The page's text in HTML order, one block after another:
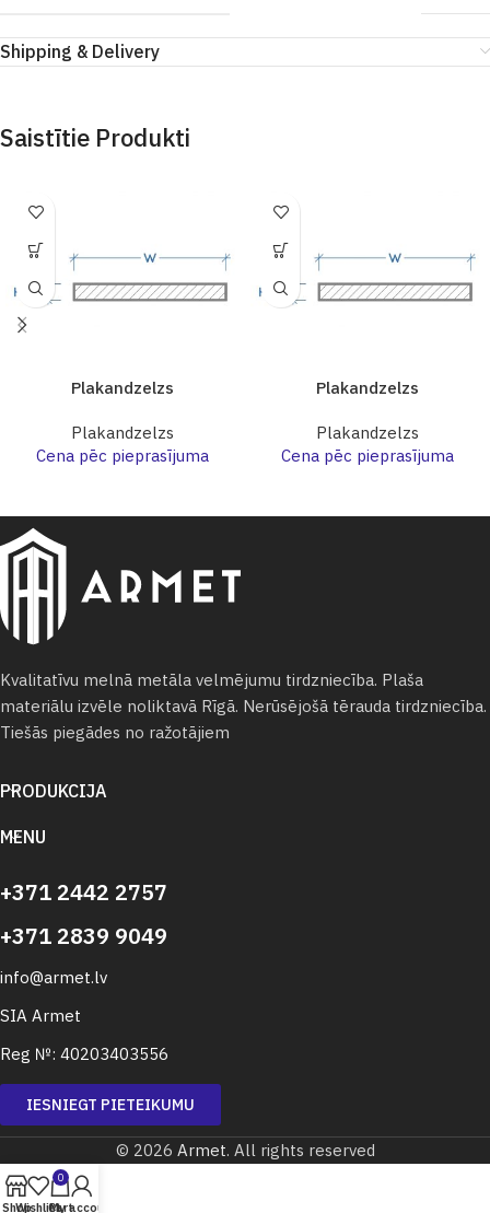
Shipping & Delivery
Saistītie Produkti
Plakandzelzs
Plakandzelzs
Cena pēc pieprasījuma
Plakandzelzs
Plakandzelzs
Cena pēc pieprasījuma
Kvalitatīvu melnā metāla velmējumu tirdzniecība. Plaša
materiālu izvēle noliktavā Rīgā. Nerūsējošā tērauda tirdzniecība.
Tiešās piegādes no ražotājiem
PRODUKCIJA
MENU
+371 2442 2757
+371 2839 9049
info@armet.lv
SIA Armet
Reg №: 40203403556
IESNIEGT PIETEIKUMU
© 2026 Armet. All rights reserved
ShopWishlist
0
Cart
My account